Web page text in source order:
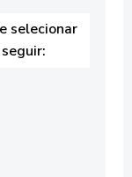
selecionar